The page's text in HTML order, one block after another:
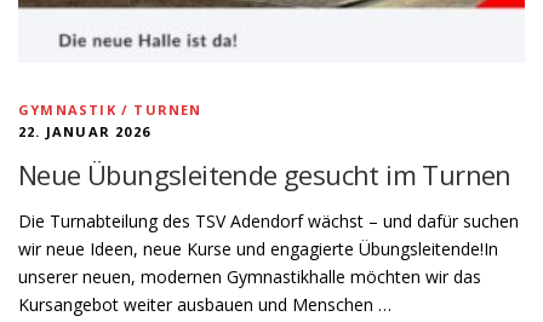
GYMNASTIK / TURNEN
22. JANUAR 2026
Neue Übungsleitende gesucht im Turnen
Die Turnabteilung des TSV Adendorf wächst – und dafür suchen
wir neue Ideen, neue Kurse und engagierte Übungsleitende!In
unserer neuen, modernen Gymnastikhalle möchten wir das
Kursangebot weiter ausbauen und Menschen …